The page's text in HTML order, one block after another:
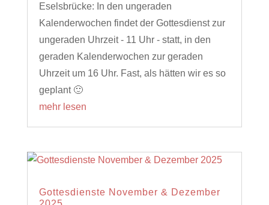
Eselsbrücke: In den ungeraden
Kalenderwochen findet der Gottesdienst zur
ungeraden Uhrzeit - 11 Uhr - statt, in den
geraden Kalenderwochen zur geraden
Uhrzeit um 16 Uhr. Fast, als hätten wir es so
geplant 🙂
mehr lesen
Gottesdienste November & Dezember